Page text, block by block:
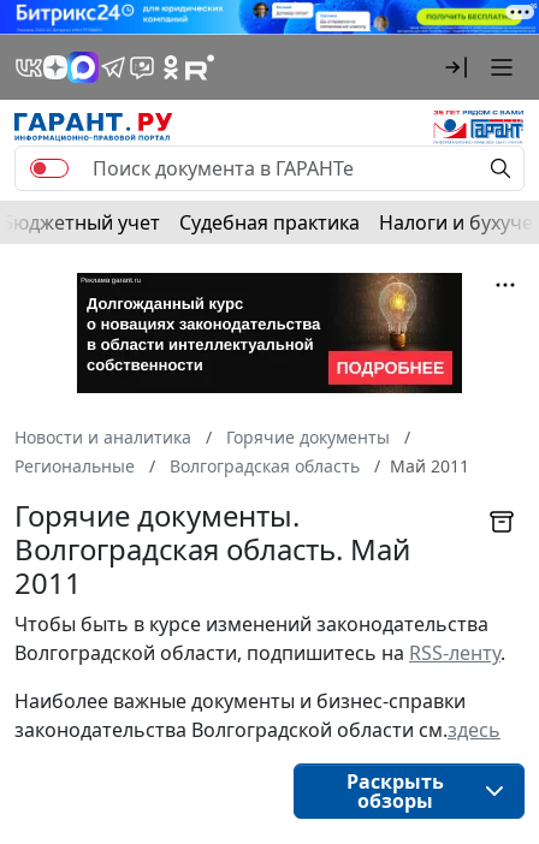
Бюджетный учет Судебная практика Налоги и
Новости и аналитика
Горячие документы
Региональные
Волгоградская область Май 2011
Горячие документы.
Волгоградская область. Май
2011
Чтобы быть в курсе изменений законодательства
Волгоградской области, подпишитесь на RSS-ленту.
Наиболее важные документы и бизнес-справки
законодательства Волгоградской области см.здесь
Раскрыть
обзоры